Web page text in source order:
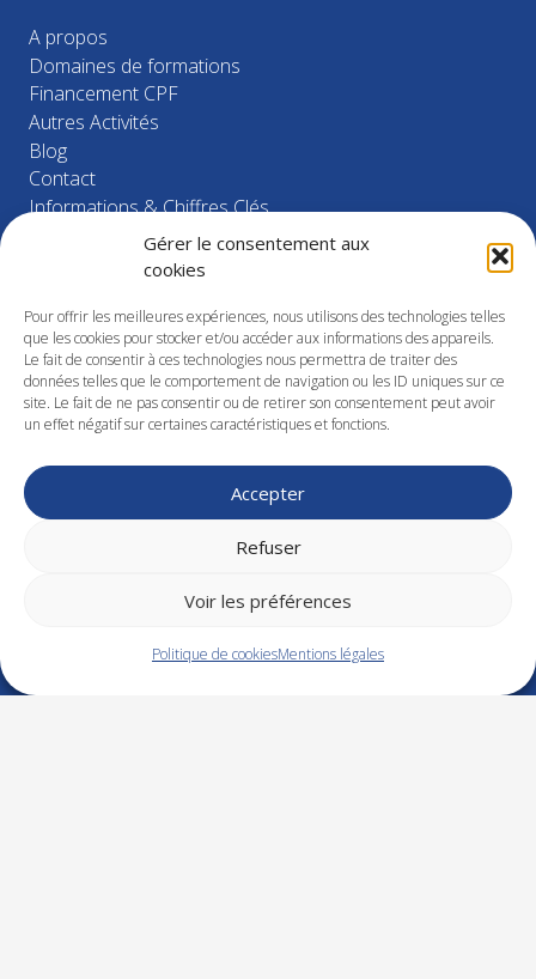
Gérer le consentement aux
cookies
Pour offrir les meilleures expériences, nous utilisons des technologies telles
que les cookies pour stocker et/ou accéder aux informations des appareils.
Le fait de consentir à ces technologies nous permettra de traiter des
données telles que le comportement de navigation ou les ID uniques sur ce
site. Le fait de ne pas consentir ou de retirer son consentement peut avoir
un effet négatif sur certaines caractéristiques et fonctions.
Accepter
Refuser
Voir les préférences
Politique de cookiesMentions légales
A propos
Domaines de formations
Financement CPF
Autres Activités
Blog
Contact
Informations & Chiffres Clés
Santé – Sécurité
Industrie
Management
Développement commercial
Finance – Gestion
Bureautique
Efficacité professionnelle
NOS COORDONNÉES